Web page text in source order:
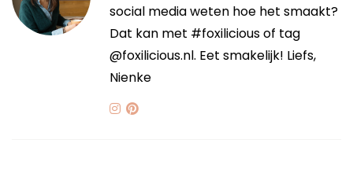
social media weten hoe het smaakt?
Dat kan met #foxilicious of tag
@foxilicious.nl. Eet smakelijk! Liefs,
Nienke